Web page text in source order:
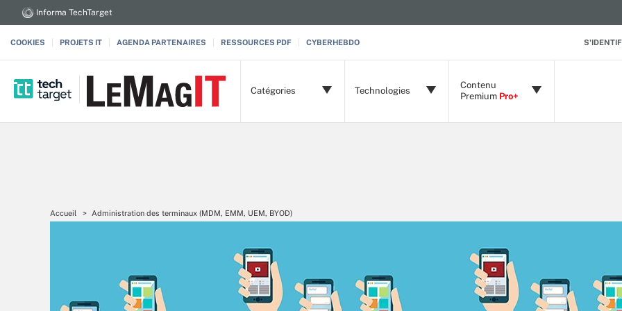
Informa TechTarget
COOKIES PROJETS IT AGENDA PARTENAIRES RESSOURCES PDF CYBERHEBDO
Catégories Technologies
Contenu
Premium Pro+
Accueil Administration des terminaux (MDM, EMM, UEM, BYOD)